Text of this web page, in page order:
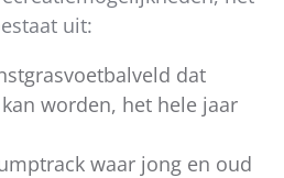
uit:
dat
worden, het hele jaar
waar jong en oud